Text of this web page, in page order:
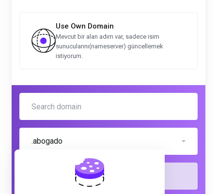
Use Own Domain
Mevcut bir alan adım var, sadece isim
sunucularını(nameserver) güncellemek
istiyorum.
.abogado
Kontrol Et